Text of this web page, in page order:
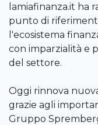
lamiafinanza.it ha
punto di
l'ecosistema
con imparzialità e
del settore.
Oggi rinnova
grazie agli
Gruppo